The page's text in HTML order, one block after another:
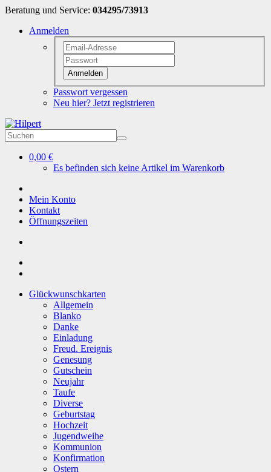
Beratung und Service: 034295/73913
Anmelden
Anmelden
Passwort vergessen
Neu hier? Jetzt registrieren
0,00 €
Es befinden sich keine Artikel im Warenkorb
Mein Konto
Kontakt
Öffnungszeiten
Glückwunschkarten
Allgemein
Blanko
Danke
Einladung
Freud. Ereignis
Genesung
Gutschein
Neujahr
Taufe
Diverse
Geburtstag
Hochzeit
Jugendweihe
Kommunion
Konfirmation
Ostern